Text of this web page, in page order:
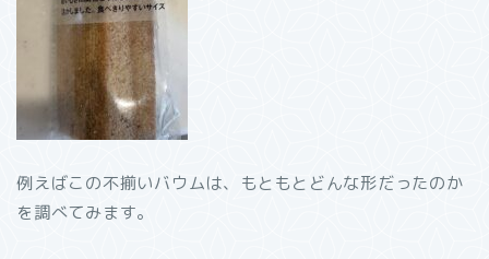
例えばこの不揃いバウムは、もともとどんな形だったのか
を調べてみます。